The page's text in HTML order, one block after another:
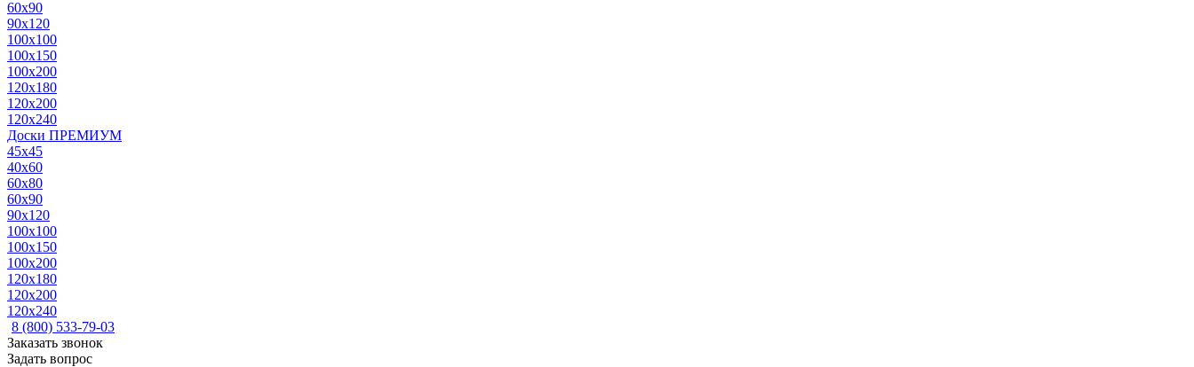
60x90
90x120
100x100
100x150
100x200
120x180
120x200
120x240
Доски ПРЕМИУМ
45x45
40x60
60x80
60x90
90x120
100x100
100x150
100x200
120x180
120x200
120x240
8 (800) 533-79-03
Заказать звонок
Задать вопрос